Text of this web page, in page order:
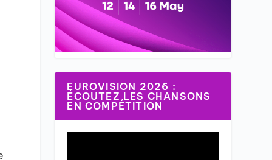
EUROVISION 2026 :
ÉCOUTEZ LES CHANSONS
EN COMPÉTITION